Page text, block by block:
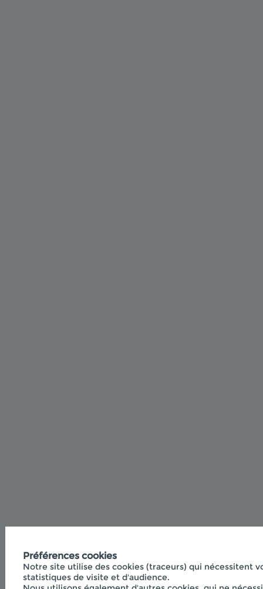
Préférences cookies
Notre site utilise des cookies (traceurs) qui nécessitent
statistiques de visite et d'audience.